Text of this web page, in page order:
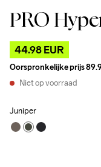
PRO
44.98 EUR
Oorspronkelijke prijs
Niet op voorraad
Juniper
Outlet